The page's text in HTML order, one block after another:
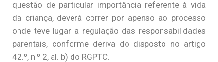
questão de particular importância referente à vida
da criança, deverá correr por apenso ao processo
onde teve lugar a regulação das responsabilidades
parentais, conforme deriva do disposto no artigo
42.º, n.º 2, al. b) do RGPTC.